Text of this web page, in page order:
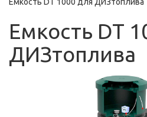
Емкость DT 1000 для ДИЗтоплива
Емкость DT
ДИЗтоплива